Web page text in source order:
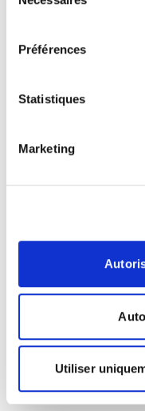
Préférences
Statistiques
Marketing
Utiliser